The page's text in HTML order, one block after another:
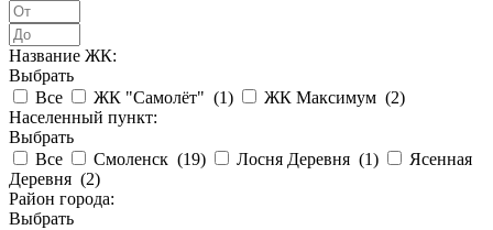
Название ЖК:
Выбрать
Все
ЖК "Самолёт" (1) ЖК Максимум (2)
Населенный пункт:
Выбрать
Все
Смоленск (19) Лосня Деревня (1)
Ясенная
Деревня (2)
Район города:
Выбрать